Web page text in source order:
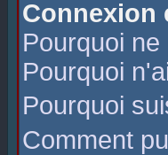
Connexion
Pourquoi
Pourquoi
Pourquoi
Comment